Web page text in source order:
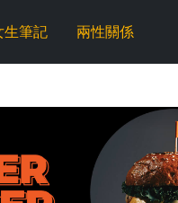
生筆記 兩性關係